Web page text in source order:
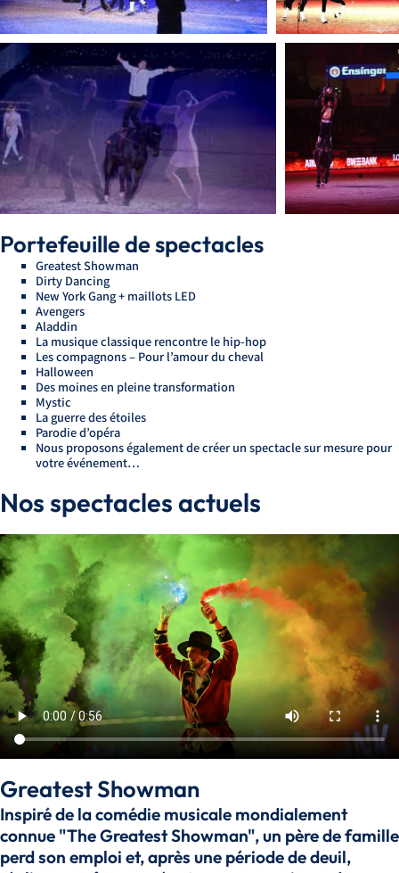
Portefeuille de spectacles
Greatest Showman
Dirty Dancing
New York Gang + maillots LED
Avengers
Aladdin
La musique classique rencontre le hip-hop
Les compagnons – Pour l’amour du cheval
Halloween
Des moines en pleine transformation
Mystic
La guerre des étoiles
Parodie d’opéra
Nous proposons également de créer un spectacle sur mesure pour
votre événement…
Nos spectacles actuels
Greatest Showman
Inspiré de la comédie musicale mondialement
connue "The Greatest Showman", un père de famille
perd son emploi et, après une période de deuil,